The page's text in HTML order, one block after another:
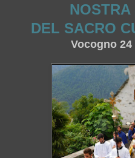
NOSTRA
DEL SACRO
Vocogno